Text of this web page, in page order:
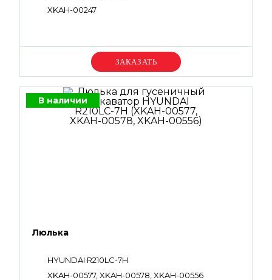
XKAH-00247
Уточняйте цену
В наличии
Люлька
HYUNDAI R210LC-7H
XKAH-00577, XKAH-00578, XKAH-00556